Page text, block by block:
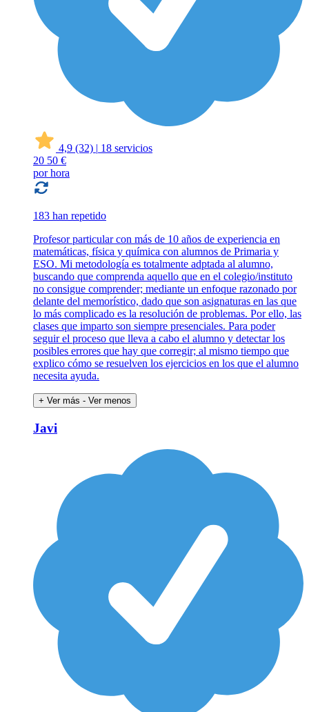
4,9 (32) | 18 servicios
20 50 €
por hora
183 han repetido
Profesor particular con más de 10 años de experiencia en
matemáticas, física y química con alumnos de Primaria y
ESO. Mi metodología es totalmente adptada al alumno,
buscando que comprenda aquello que en el colegio/instituto
no consigue comprender; mediante un enfoque razonado por
delante del memorístico, dado que son asignaturas en las que
lo más complicado es la resolución de problemas. Por ello, las
clases que imparto son siempre presenciales. Para poder
seguir el proceso que lleva a cabo el alumno y detectar los
posibles errores que hay que corregir; al mismo tiempo que
explico cómo se resuelven los ejercicios en los que el alumno
necesita ayuda.
+ Ver más - Ver menos
Javi